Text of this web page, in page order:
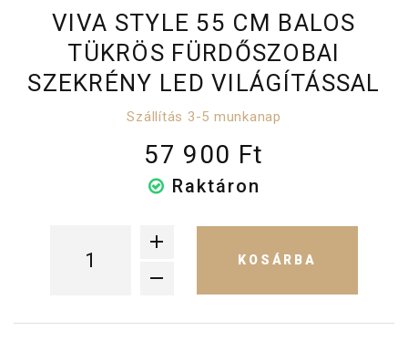
VIVA STYLE 55 CM BALOS
TÜKRÖS FÜRDŐSZOBAI
SZEKRÉNY LED VILÁGÍTÁSSAL
Szállítás 3-5 munkanap
57 900 Ft
Raktáron
KOSÁRBA